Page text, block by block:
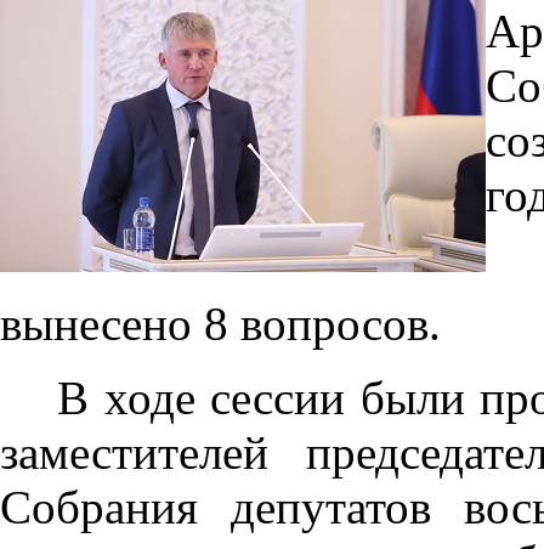
вынесено 8 вопросов.
В ходе сессии были
заместителей
Собрания депутатов